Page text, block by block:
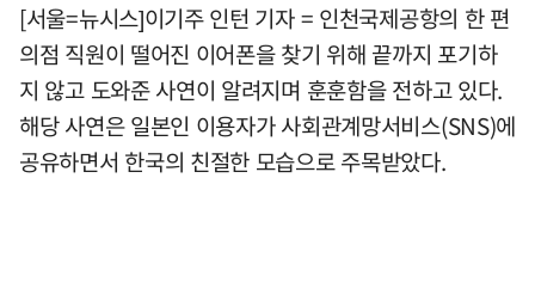
[서울=뉴시스]이기주 인턴 기자 = 인천국제공항의 한 편
의점 직원이 떨어진 이어폰을 찾기 위해 끝까지 포기하
지 않고 도와준 사연이 알려지며 훈훈함을 전하고 있다.
해당 사연은 일본인 이용자가 사회관계망서비스(SNS)에
공유하면서 한국의 친절한 모습으로 주목받았다.